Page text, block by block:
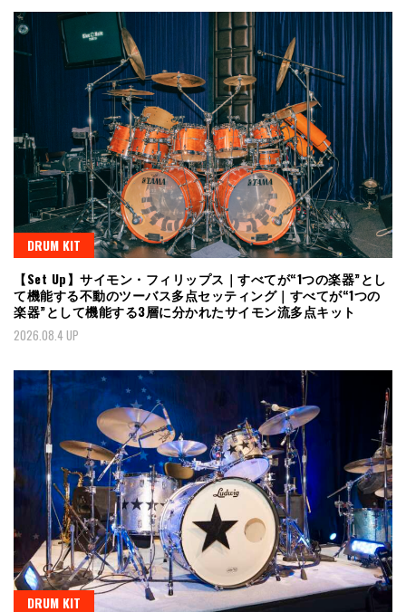
DRUM KIT
【Set Up】サイモン・フィリップス｜すべてが“1つの楽器”とし
て機能する不動のツーバス多点セッティング｜すべてが“1つの
楽器”として機能する3層に分かれたサイモン流多点キット
2026.08.4 UP
DRUM KIT